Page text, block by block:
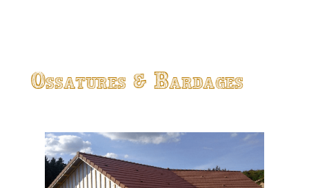
Ossatures & Bardages